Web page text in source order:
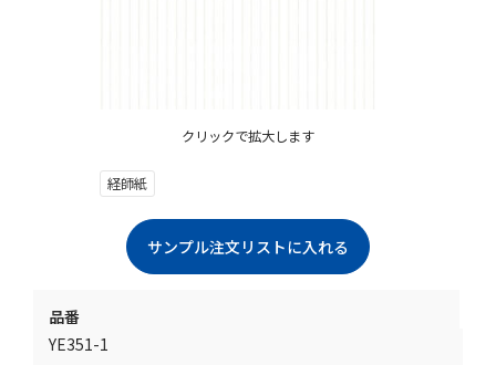
クリックで拡大します
経師紙
品番
YE351-1